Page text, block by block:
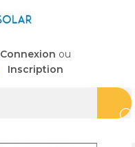
Connexion ou
Inscription